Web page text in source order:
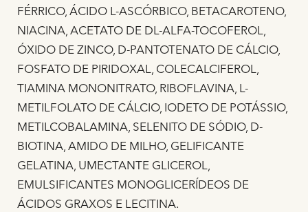
FÉRRICO, ÁCIDO L-ASCÓRBICO, BETACAROTENO,
NIACINA, ACETATO DE DL-ALFA-TOCOFEROL,
ÓXIDO DE ZINCO, D-PANTOTENATO DE CÁLCIO,
FOSFATO DE PIRIDOXAL, COLECALCIFEROL,
TIAMINA MONONITRATO, RIBOFLAVINA, L-
METILFOLATO DE CÁLCIO, IODETO DE POTÁSSIO,
METILCOBALAMINA, SELENITO DE SÓDIO, D-
BIOTINA, AMIDO DE MILHO, GELIFICANTE
GELATINA, UMECTANTE GLICEROL,
EMULSIFICANTES MONOGLICERÍDEOS DE
ÁCIDOS GRAXOS E LECITINA.